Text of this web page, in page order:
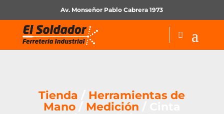
Av. Monseñor Pablo Cabrera 1973
Tienda
Herramientas de
Mano/ Medición